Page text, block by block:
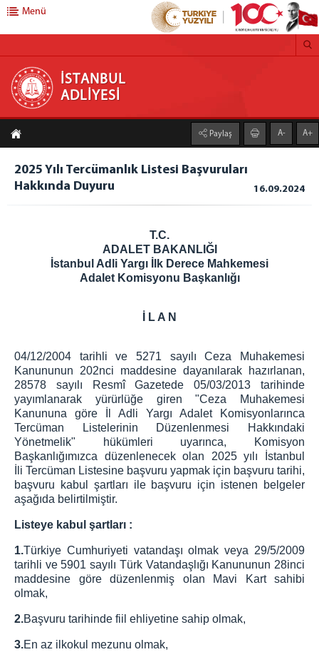
İSTANBUL ADLİYESİ
ADLİYEMİZ
İstanbul Adli Destek ve Mağdur Hizmetleri Müdürlüğü
Bilgilendirme ve Yönlendirme Bürosu
Ceza Yargılaması Destek Bürosu
Kırılgan Grup Destek Bürosu
Adli Görüşme Odası
Çocuklar için Hizmet Haritası
Afişler
Sıkça Sorulan Sorular
İletişim
İstanbul Denetimli Serbestlik Müdürlüğü
Adalet Sarayı Anaokulu
Adliye Sağlık Hizmetleri
Telefon Rehberi
Savcılık Ön Bürosu
Çalışma Esasları
Görünümler
Ceza Mahkemeleri Ön Bürosu
Menü
İSTANBUL
ADLİYESİ
Paylaş A- A+
2025 Yılı Tercümanlık Listesi Başvuruları
Hakkında Duyuru
16.09.2024
T.C.
ADALET BAKANLIĞI
İstanbul Adli Yargı İlk Derece Mahkemesi
Adalet Komisyonu Başkanlığı
İ L A N
04/12/2004 tarihli ve 5271 sayılı Ceza Muhakemesi
Kanununun 202nci maddesine dayanılarak hazırlanan,
28578 sayılı Resmî Gazetede 05/03/2013 tarihinde
yayımlanarak yürürlüğe giren "Ceza Muhakemesi
Kanununa göre İl Adli Yargı Adalet Komisyonlarınca
Tercüman Listelerinin Düzenlenmesi Hakkındaki
Yönetmelik" hükümleri uyarınca, Komisyon
Başkanlığımızca düzenlenecek olan 2025 yılı İstanbul
İli Tercüman Listesine başvuru yapmak için başvuru tarihi,
başvuru kabul şartları ile başvuru için istenen belgeler
aşağıda belirtilmiştir.
Listeye kabul şartları :
1.Türkiye Cumhuriyeti vatandaşı olmak veya 29/5/2009
tarihli ve 5901 sayılı Türk Vatandaşlığı Kanununun 28inci
maddesine göre düzenlenmiş olan Mavi Kart sahibi
olmak,
2.Başvuru tarihinde fiil ehliyetine sahip olmak,
3.En az ilkokul mezunu olmak,